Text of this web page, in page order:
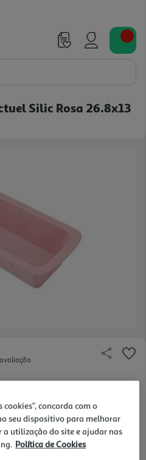
Silic Rosa 26.8x13
concorda com o
seu dispositivo para melhorar
a utilização do site e ajudar nas
Política de Cookies